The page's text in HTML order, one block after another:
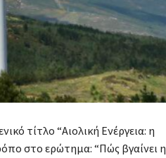
τίτλο “Αιολική Ενέργεια: η
στο ερώτημα: “Πώς βγαίνει η